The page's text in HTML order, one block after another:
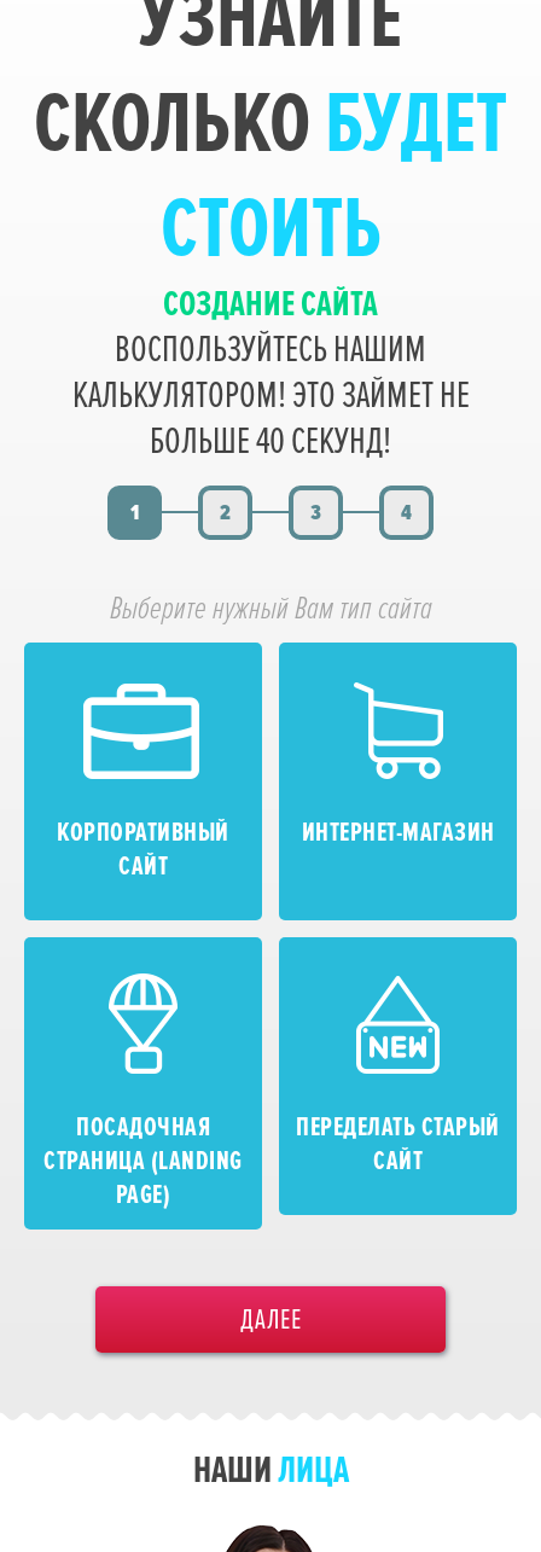
СКОЛЬКОБУДЕТ
СТОИТЬ
СОЗДАНИЕ САЙТА
ВОСПОЛЬЗУЙТЕСЬ НАШИМ
КАЛЬКУЛЯТОРОМ! ЭТО ЗАЙМЕТ НЕ
БОЛЬШЕ 40 СЕКУНД!
1 2 3 4
Выберите нужный Вам тип сайта
КОРПОРАТИВНЫЙ
САЙТ
ИНТЕРНЕТ-МАГАЗИН
ПОСАДОЧНАЯ
СТРАНИЦА (LANDING
PAGE)
ПЕРЕДЕЛАТЬ СТАРЫЙ
САЙТ
ДАЛЕЕ
НАШИЛИЦА